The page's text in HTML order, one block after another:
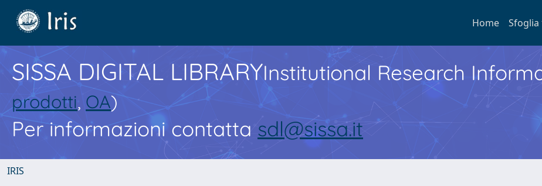
Home Sfoglia
SISSA DIGITAL LIBRARYInstitutional Research
prodotti, OA)
Per informazioni contatta sdl@sissa.it
IRIS